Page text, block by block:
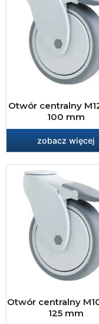
Otwór centralny
100 mm
zobacz więcej
Otwór centralny
125 mm